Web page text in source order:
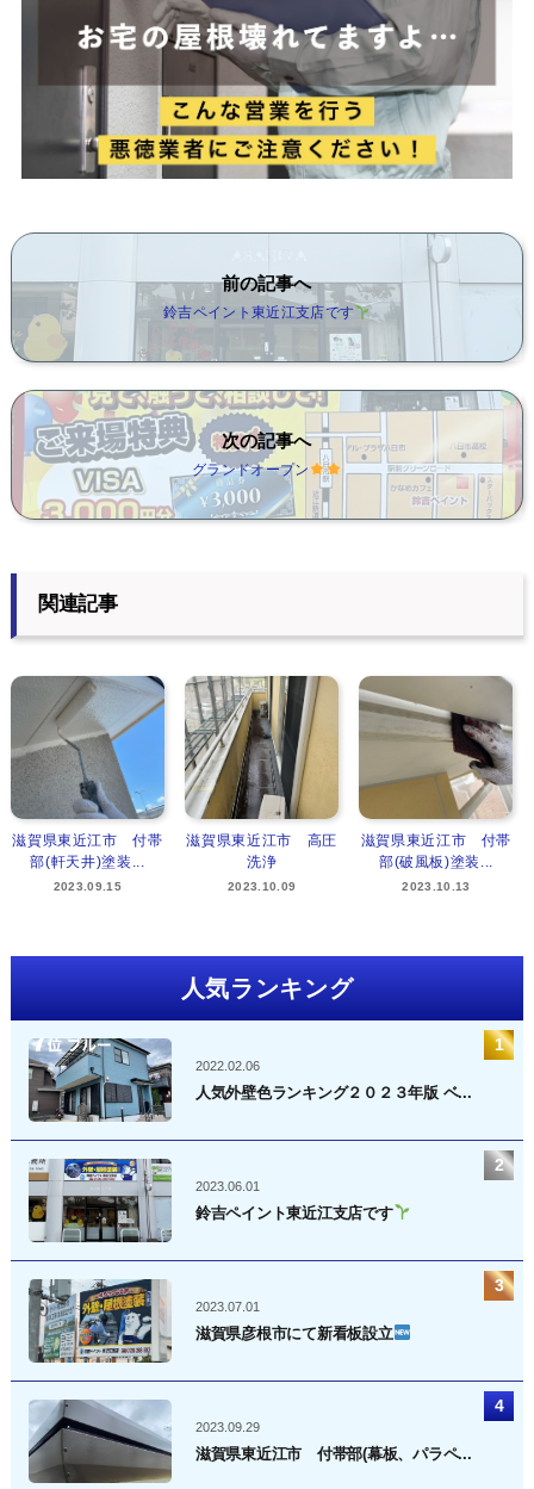
前の記事へ
鈴吉ペイント東近江支店です
次の記事へ
グランドオープン
関連記事
滋賀県東近江市 付帯
部(軒天井)塗装...
2023.09.15
滋賀県東近江市 高圧
洗浄
2023.10.09
滋賀県東近江市 付帯
部(破風板)塗装...
2023.10.13
人気ランキング
2022.02.06
人気外壁色ランキング２０２３年版 ベ...
2023.06.01
鈴吉ペイント東近江支店です
2023.07.01
滋賀県彦根市にて新看板設立
2023.09.29
滋賀県東近江市 付帯部(幕板、パラペ...